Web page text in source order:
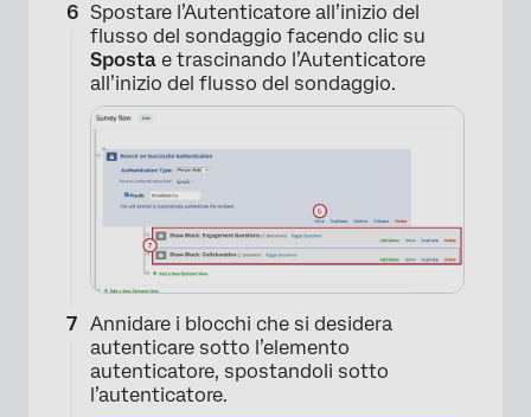
Spostare l’Autenticatore all’inizio del
flusso del sondaggio facendo clic su
Sposta e trascinando l’Autenticatore
all’inizio del flusso del sondaggio.
Annidare i blocchi che si desidera
autenticare sotto l’elemento
autenticatore, spostandoli sotto
l’autenticatore.